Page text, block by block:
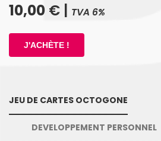
10,00 € | TVA 6%
JEU DE CARTES OCTOGONE
DEVELOPPEMENT PERSONNEL